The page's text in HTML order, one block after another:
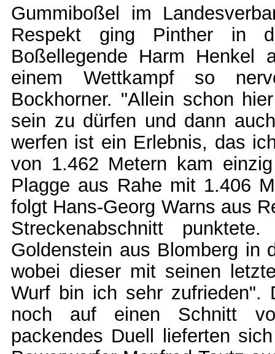
Gummiboßel im
Respekt ging Pinther in
Boßellegende Harm
einem Wettkampf so
Bockhorner. "Allein schon
sein zu dürfen und dann
werfen ist ein Erlebnis, das
von 1.462 Metern kam
Plagge aus Rahe mit 1.406
folgt Hans-Georg Warns aus
Streckenabschnitt
Goldenstein aus Blomberg in
wobei dieser mit seinen
Wurf bin ich sehr zufrieden".
noch auf einen Schnitt
packendes Duell lieferten